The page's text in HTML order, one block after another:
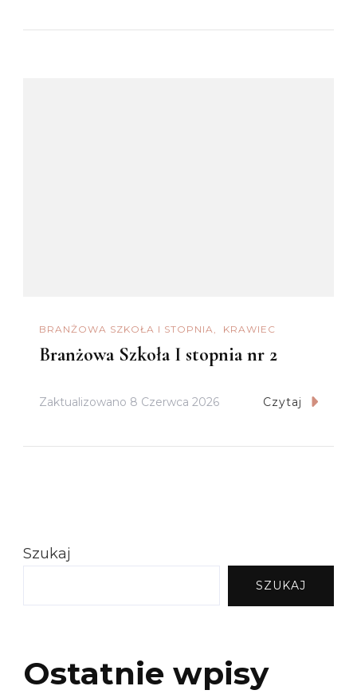
BRANŻOWA SZKOŁA I STOPNIA KRAWIEC
Branżowa Szkoła I stopnia nr 2
Zaktualizowano 8 Czerwca 2026 Czytaj
Szukaj
SZUKAJ
Ostatnie wpisy